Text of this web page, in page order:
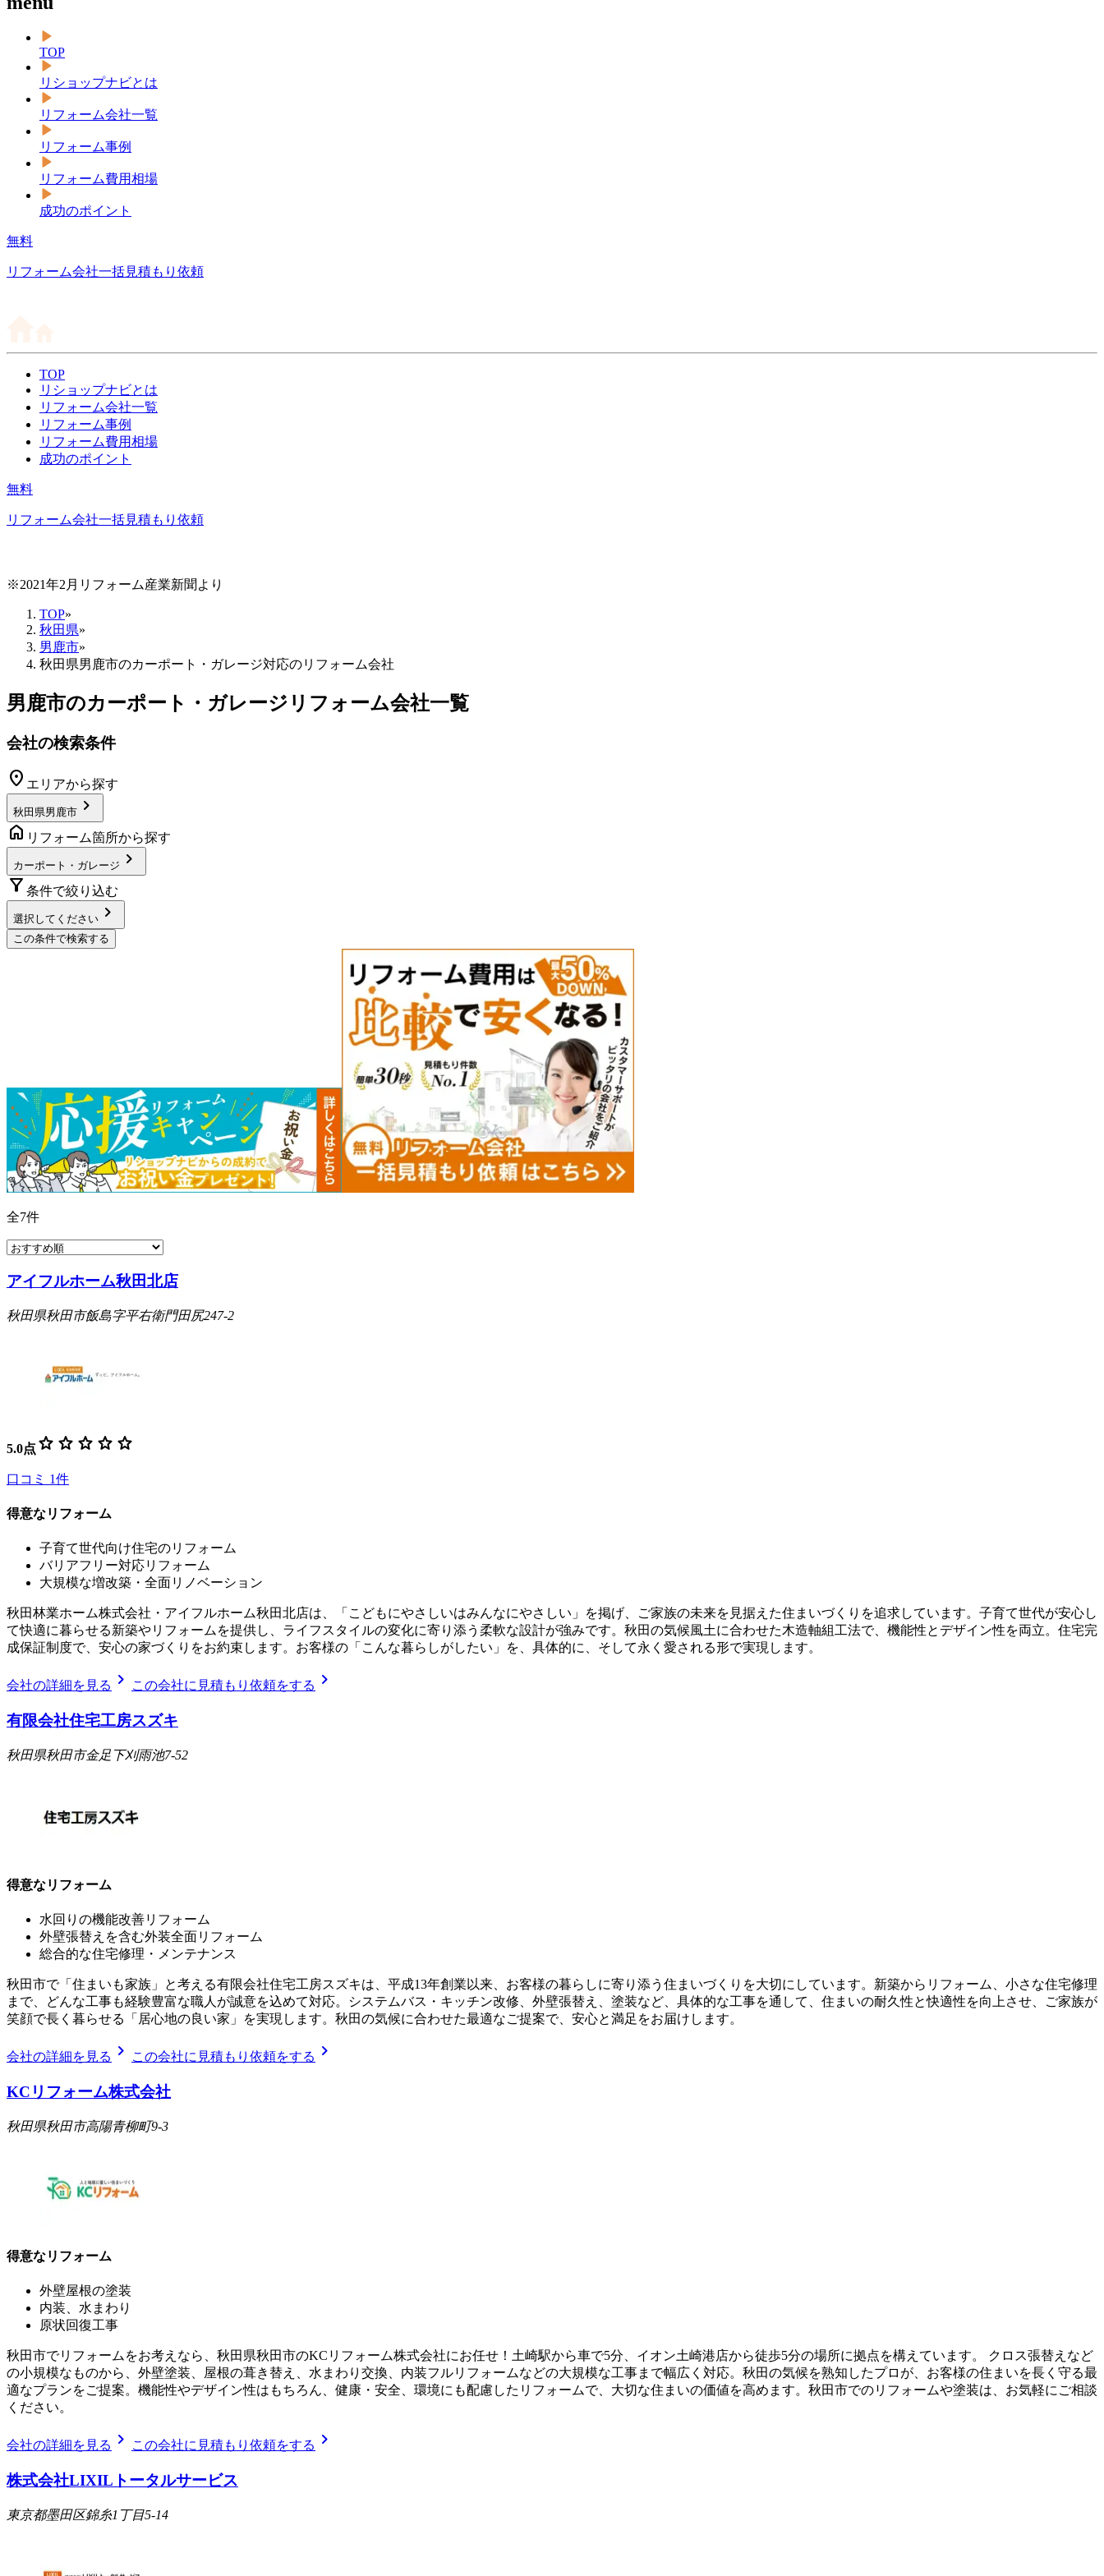
TOP
リショップナビとは
リフォーム会社一覧
リフォーム事例
リフォーム費用相場
成功のポイント
無料
リフォーム会社一括見積もり依頼
TOP
リショップナビとは
リフォーム会社一覧
リフォーム事例
リフォーム費用相場
成功のポイント
無料
リフォーム会社一括見積もり依頼
※2021年2月リフォーム産業新聞より
TOP»
秋田県»
男鹿市»
秋田県男鹿市のカーポート・ガレージ対応のリフォーム会社
男鹿市のカーポート・ガレージリフォーム会社一覧
会社の検索条件
location_on エリアから探す
秋田県男鹿市 chevron_right
home リフォーム箇所から探す
カーポート・ガレージ chevron_right
filter_alt 条件で絞り込む
選択してください chevron_right
この条件で検索する
全7件
アイフルホーム秋田北店
秋田県秋田市飯島字平右衛門田尻247-2
5.0点 star star star star star
口コミ 1件
得意なリフォーム
子育て世代向け住宅のリフォーム
バリアフリー対応リフォーム
大規模な増改築・全面リノベーション
秋田林業ホーム株式会社・アイフルホーム秋田北店は、「こどもにやさしいはみんなにやさしい」を掲げ、ご家族の未来を見据えた住まいづくりを追求しています。子育て世代が安心し
て快適に暮らせる新築やリフォームを提供し、ライフスタイルの変化に寄り添う柔軟な設計が強みです。秋田の気候風土に合わせた木造軸組工法で、機能性とデザイン性を両立。住宅完
成保証制度で、安心の家づくりをお約束します。お客様の「こんな暮らしがしたい」を、具体的に、そして永く愛される形で実現します。
会社の詳細を見る chevron_right この会社に見積もり依頼をする chevron_right
有限会社住宅工房スズキ
秋田県秋田市金足下刈雨池7-52
得意なリフォーム
水回りの機能改善リフォーム
外壁張替えを含む外装全面リフォーム
総合的な住宅修理・メンテナンス
秋田市で「住まいも家族」と考える有限会社住宅工房スズキは、平成13年創業以来、お客様の暮らしに寄り添う住まいづくりを大切にしています。新築からリフォーム、小さな住宅修理
まで、どんな工事も経験豊富な職人が誠意を込めて対応。システムバス・キッチン改修、外壁張替え、塗装など、具体的な工事を通して、住まいの耐久性と快適性を向上させ、ご家族が
笑顔で長く暮らせる「居心地の良い家」を実現します。秋田の気候に合わせた最適なご提案で、安心と満足をお届けします。
会社の詳細を見る chevron_right この会社に見積もり依頼をする chevron_right
KCリフォーム株式会社
秋田県秋田市高陽青柳町9-3
得意なリフォーム
外壁屋根の塗装
内装、水まわり
原状回復工事
秋田市でリフォームをお考えなら、秋田県秋田市のKCリフォーム株式会社にお任せ！土崎駅から車で5分、イオン土崎港店から徒歩5分の場所に拠点を構えています。 クロス張替えなど
の小規模なものから、外壁塗装、屋根の葺き替え、水まわり交換、内装フルリフォームなどの大規模な工事まで幅広く対応。秋田の気候を熟知したプロが、お客様の住まいを長く守る最
適なプランをご提案。機能性やデザイン性はもちろん、健康・安全、環境にも配慮したリフォームで、大切な住まいの価値を高めます。秋田市でのリフォームや塗装は、お気軽にご相談
ください。
会社の詳細を見る chevron_right この会社に見積もり依頼をする chevron_right
株式会社LIXILトータルサービス
東京都墨田区錦糸1丁目5-14